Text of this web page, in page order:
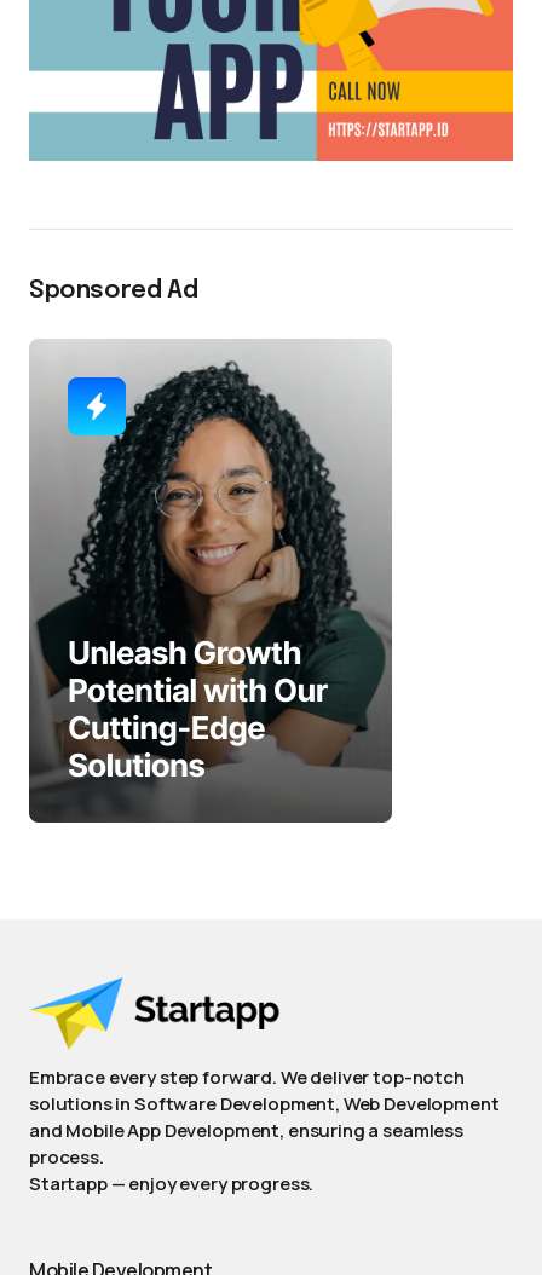
Sponsored Ad
Embrace every step forward. We deliver top-notch
solutions in Software Development, Web Development
and Mobile App Development, ensuring a seamless
process.
Startapp — enjoy every progress.